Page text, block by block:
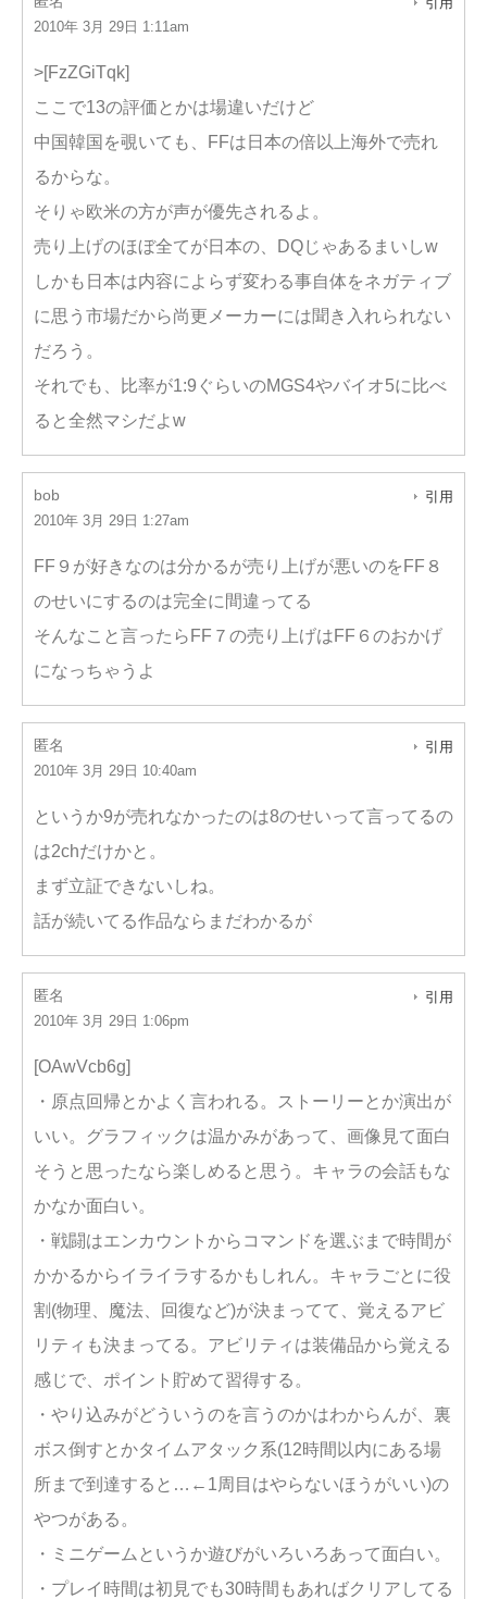
2010年 3月 29日 1:11am
>[FzZGiTqk]
ここで13の評価とかは場違いだけど
中国韓国を覗いても、FFは日本の倍以上海外で売れ
るからな。
そりゃ欧米の方が声が優先されるよ。
売り上げのほぼ全てが日本の、DQじゃあるまいしw
しかも日本は内容によらず変わる事自体をネガティブ
に思う市場だから尚更メーカーには聞き入れられない
だろう。
それでも、比率が1:9ぐらいのMGS4やバイオ5に比べ
ると全然マシだよw
bob
2010年 3月 29日 1:27am
引用
FF９が好きなのは分かるが売り上げが悪いのをFF８
のせいにするのは完全に間違ってる
そんなこと言ったらFF７の売り上げはFF６のおかげ
になっちゃうよ
匿名
2010年 3月 29日 10:40am
引用
というか9が売れなかったのは8のせいって言ってるの
は2chだけかと。
まず立証できないしね。
話が続いてる作品ならまだわかるが
匿名
2010年 3月 29日 1:06pm
引用
[OAwVcb6g]
・原点回帰とかよく言われる。ストーリーとか演出が
いい。グラフィックは温かみがあって、画像見て面白
そうと思ったなら楽しめると思う。キャラの会話もな
かなか面白い。
・戦闘はエンカウントからコマンドを選ぶまで時間が
かかるからイライラするかもしれん。キャラごとに役
割(物理、魔法、回復など)が決まってて、覚えるアビ
リティも決まってる。アビリティは装備品から覚える
感じで、ポイント貯めて習得する。
・やり込みがどういうのを言うのかはわからんが、裏
ボス倒すとかタイムアタック系(12時間以内にある場
所まで到達すると…←1周目はやらないほうがいい)の
やつがある。
・ミニゲームというか遊びがいろいろあって面白い。
・プレイ時間は初見でも30時間もあればクリアしてる